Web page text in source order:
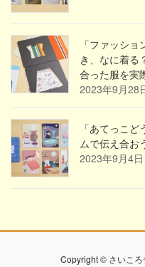
「ファッシ
き、なに着る
合った服を実
2023年9月28
「あてっこ
ムで伝え合お
2023年9月4日
Copyright © さいこ